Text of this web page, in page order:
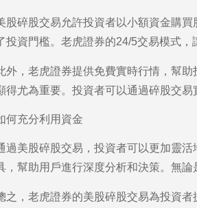
股碎股交易允許投資者以小額資金購
投資門檻。老虎證券的24/5交易模式，
外，老虎證券提供免費實時行情，幫
得尤為重要。投資者可以通過碎股交
何充分利用資金
過美股碎股交易，投資者可以更加靈
，幫助用戶進行深度分析和決策。無
之，老虎證券的美股碎股交易為投資